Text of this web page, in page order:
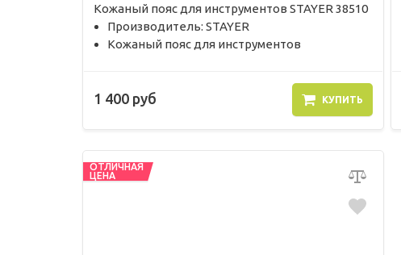
Кожаный пояс для инструментов STAYER 38510
Производитель: STAYER
Кожаный пояс для инструментов
1 400 руб КУПИТЬ
ОТЛИЧНАЯ
ЦЕНА